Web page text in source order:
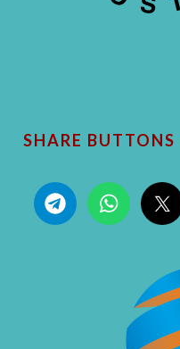
SHARE BUTTONS